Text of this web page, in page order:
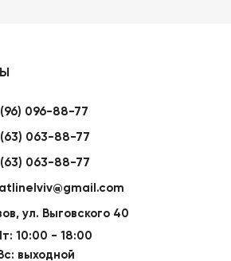
096-88-77
063-88-77
063-88-77
ул. Выговского 40
10:00 - 18:00
выходной